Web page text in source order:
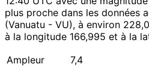
plus proche dans les données
(Vanuatu - VU), à environ
à la longitude 166,995 et à la
Ampleur
7,4